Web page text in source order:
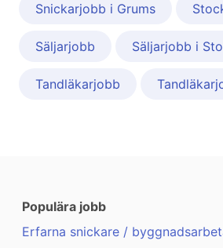
Snickarjobb i Grums
Säljarjobb Säljarjobb i
Tandläkarjobb
Populära jobb
Erfarna snickare /